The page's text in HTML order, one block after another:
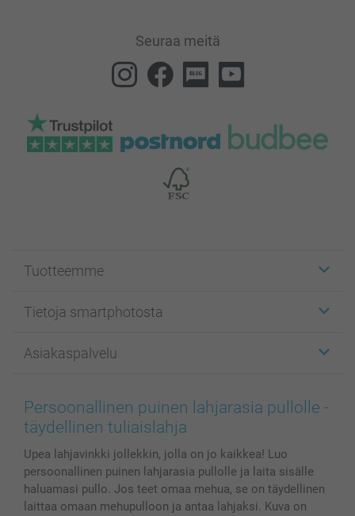
Seuraa meitä
Tuotteemme
Kuvakortit
Kuvakirjat
Valokuvat, Julisteet & Taskukirjat
Kännykkä & Tabletti
Kuvakalenterit & Päivyrit
Valokuvakehykset & Lisätarvikkeet
Lahjakortti
Tietoja smartphotosta
Affiliate ohjelma
Evästekäytäntö
Sivukartta
Investor Relations
Asiakaspalvelu
100% tyytyväisyystakuu
smartbonus
Tilausten tila
Persoonallinen puinen lahjarasia pullolle -
täydellinen tuliaislahja
Upea lahjavinkki jollekkin, jolla on jo kaikkea! Luo
persoonallinen puinen lahjarasia pullolle ja laita sisälle
haluamasi pullo. Jos teet omaa mehua, se on täydellinen
laittaa omaan mehupulloon ja antaa lahjaksi. Kuva on